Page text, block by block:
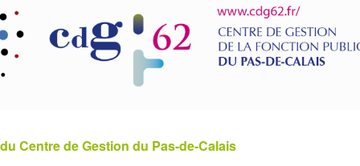
Centre de Gestion du Pas-de-Calais